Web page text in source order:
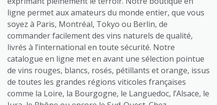
ligne permet aux amateurs du monde entier, que vous
soyez à Paris, Montréal, Tokyo ou Berlin, de
commander facilement des vins naturels de qualité,
livrés à l’international en toute sécurité. Notre
catalogue en ligne met en avant une sélection pointue
de vins rouges, blancs, rosés, pétillants et orange, issus
de toutes les grandes régions viticoles françaises
comme la Loire, la Bourgogne, le Languedoc, l’Alsace, le